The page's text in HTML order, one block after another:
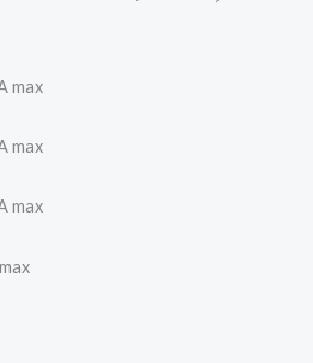
max
max
max